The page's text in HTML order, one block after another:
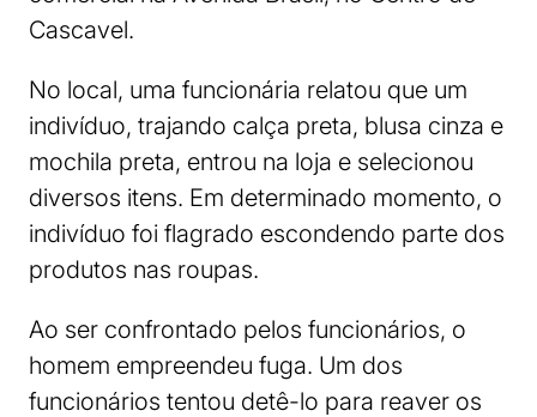
Cascavel.
No local, uma funcionária relatou que um
indivíduo, trajando calça preta, blusa cinza e
mochila preta, entrou na loja e selecionou
diversos itens. Em determinado momento, o
indivíduo foi flagrado escondendo parte dos
produtos nas roupas.
Ao ser confrontado pelos funcionários, o
homem empreendeu fuga. Um dos
funcionários tentou detê-lo para reaver os